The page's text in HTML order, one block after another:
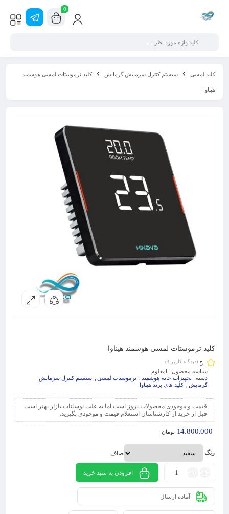
0
کلید لمسی سیستم کنترل سرمایش گرمایش کلید ترموستات لمسی هوشمند
هیناوا
کلید ترموستات لمسی هوشمند هیناوا
5 (دیدگاه کاربر 3
)
شناسه محصول: نامعلوم
دسته: تجهیزات خانه هوشمند ترموستات لمسی
سیستم کنترل سرمایش
گرمایش
کلید های برند هیناوا
قیمت و موجودی محصولات بروز است اما به علت نوسانات بازار بهتر است
قبل از خرید از کارشناسان استعلام قیمت و موجودی بگیرید.
14.800.000 تومان
رنگ صاف
افزودن به سبد خرید
آماده ارسال